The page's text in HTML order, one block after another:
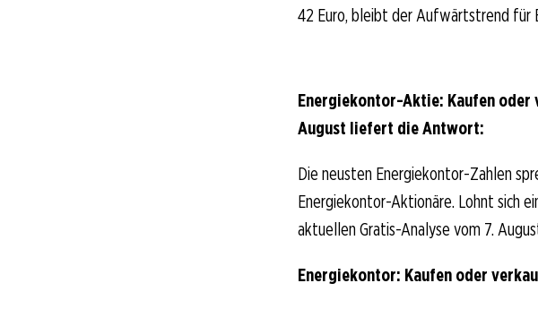
42 Euro, bleibt der Aufwärtstrend für
Energiekontor-Aktie: Kaufen oder
August liefert die Antwort:
Die neusten Energiekontor-Zahlen
Energiekontor-Aktionäre. Lohnt sich
aktuellen Gratis-Analyse vom 7.
Energiekontor: Kaufen oder